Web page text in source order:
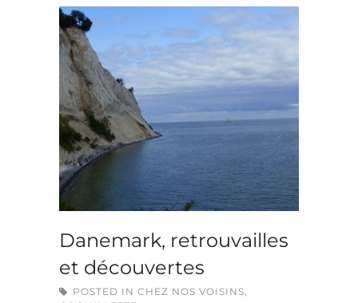
Danemark, retrouvailles
et découvertes
POSTED IN CHEZ NOS VOISINS